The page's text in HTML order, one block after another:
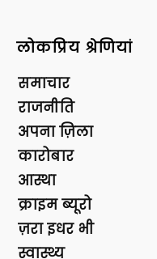
लोकप्रिय श्रेणियां
समाचार
राजनीति
अपना ज़िला
कारोबार
आस्था
क्राइम ब्यूरो
ज़रा इधर भी
स्वास्थ्य